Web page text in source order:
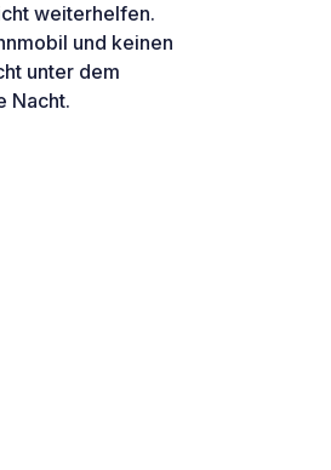
weiterhelfen.
und keinen
unter dem
Nacht.